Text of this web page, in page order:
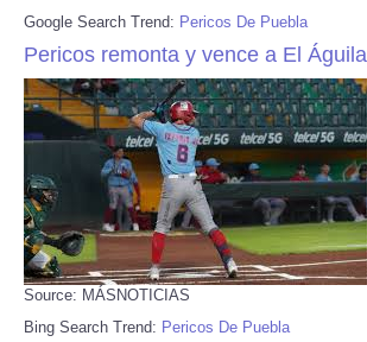
Google Search Trend: Pericos De Puebla
Pericos remonta y vence a El Águila
Source: MÁSNOTICIAS
Bing Search Trend: Pericos De Puebla